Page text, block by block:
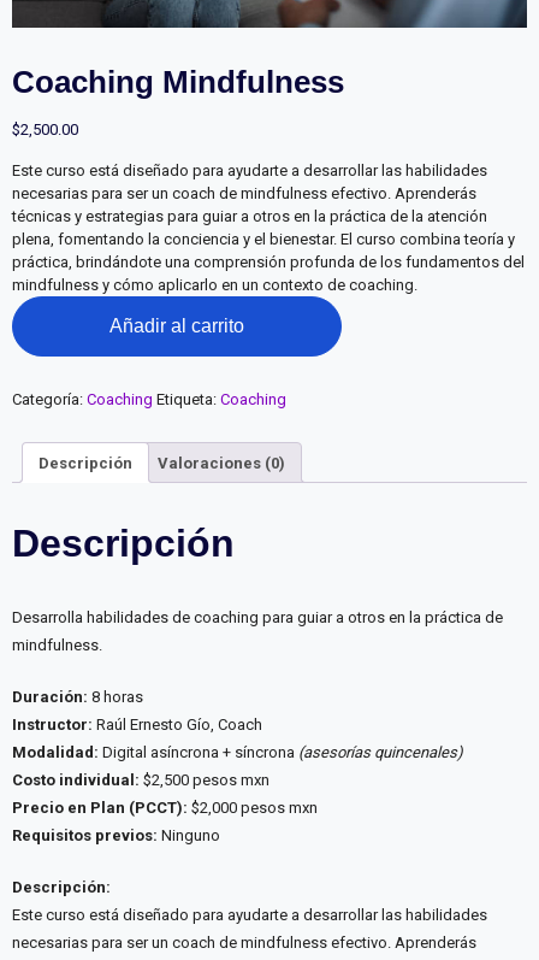
Coaching Mindfulness
$2,500.00
Este curso está diseñado para ayudarte a desarrollar las habilidades
necesarias para ser un coach de mindfulness efectivo. Aprenderás
técnicas y estrategias para guiar a otros en la práctica de la atención
plena, fomentando la conciencia y el bienestar. El curso combina teoría y
práctica, brindándote una comprensión profunda de los fundamentos del
mindfulness y cómo aplicarlo en un contexto de coaching.
Coaching
Mindfulness
cantidad
Añadir al carrito
Categoría: Coaching Etiqueta: Coaching
Descripción Valoraciones (0)
Descripción
Desarrolla habilidades de coaching para guiar a otros en la práctica de
mindfulness.
Duración: 8 horas
Instructor: Raúl Ernesto Gío, Coach
Modalidad: Digital asíncrona + síncrona (asesorías quincenales)
Costo individual: $2,500 pesos mxn
Precio en Plan (PCCT): $2,000 pesos mxn
Requisitos previos: Ninguno
Descripción:
Este curso está diseñado para ayudarte a desarrollar las habilidades
necesarias para ser un coach de mindfulness efectivo. Aprenderás